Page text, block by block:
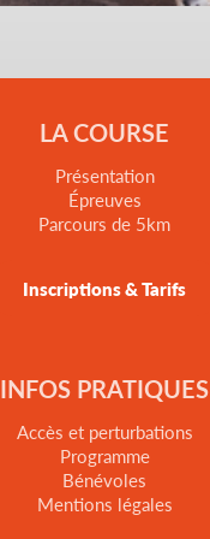
LA COURSE
Présentation
Épreuves
Parcours de 5km
Inscriptions & Tarifs
INFOS PRATIQUES
Accès et perturbations
Programme
Bénévoles
Mentions légales